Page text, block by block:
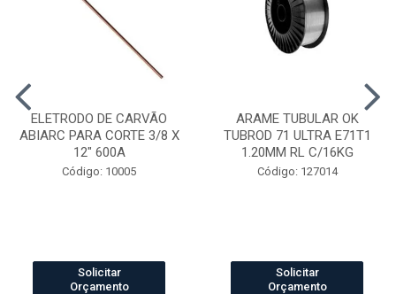
ELETRODO DE CARVÃO
ABIARC PARA CORTE 3/8 X
12" 600A
Código: 10005
Solicitar
Orçamento
ARAME TUBULAR OK
TUBROD 71 ULTRA E71T1
1.20MM RL C/16KG
Código: 127014
Solicitar
Orçamento